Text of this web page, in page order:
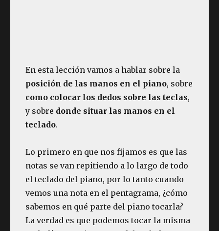
En esta lección vamos a hablar sobre la
posición de las manos en el piano, sobre
como colocar los dedos sobre las teclas,
y sobre donde situar las manos en el
teclado.
Lo primero en que nos fijamos es que las
notas se van repitiendo a lo largo de todo
el teclado del piano, por lo tanto cuando
vemos una nota en el pentagrama, ¿cómo
sabemos en qué parte del piano tocarla?
La verdad es que podemos tocar la misma